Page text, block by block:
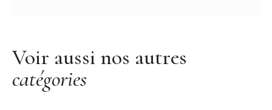
Voir aussi nos autres
catégories